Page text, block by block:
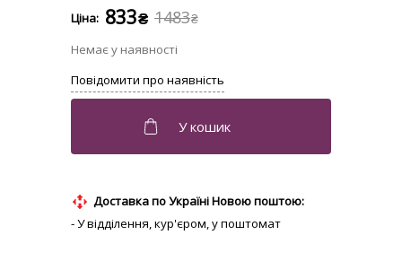
1483₴
833₴
Доставка по Україні Новою поштою:
- У відділення, кур'єром, у поштомат